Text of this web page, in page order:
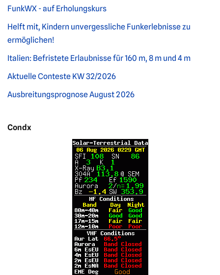
FunkWX - auf Erholungskurs
Helft mit, Kindern unvergessliche Funkerlebnisse zu
ermöglichen!
Italien: Befristete Erlaubnisse für 160 m, 8 m und 4 m
Aktuelle Conteste KW 32/2026
Ausbreitungsprognose August 2026
Condx